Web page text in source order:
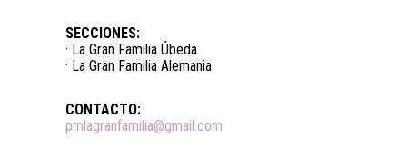
SECCIONES:
· La Gran Familia Úbeda
· La Gran Familia Alemania
CONTACTO:
pmlagranfamilia@gmail.com